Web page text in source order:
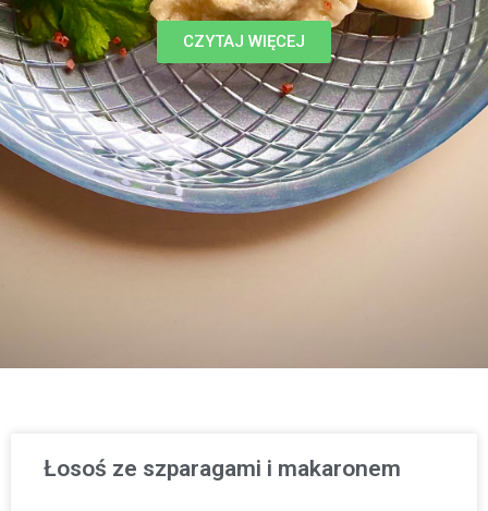
CZYTAJ WIĘCEJ
Łosoś ze szparagami i makaronem